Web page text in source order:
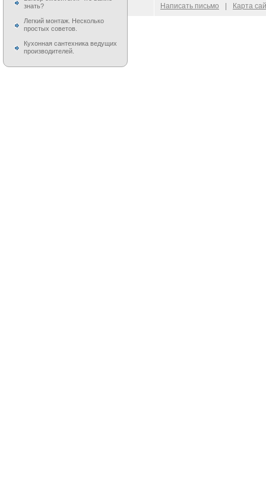
знать?
Легкий монтаж. Несколько
простых советов.
Кухонная сантехника ведущих
производителей.
© 2009–2026 Написать письмо Карта